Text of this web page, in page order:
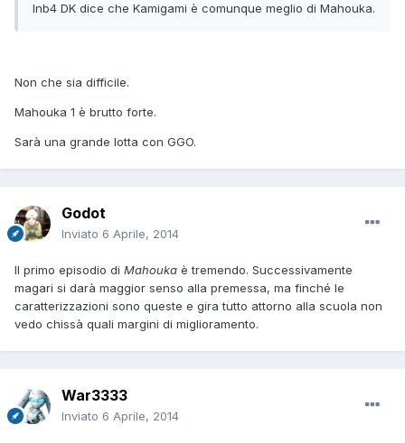
Inb4 DK dice che Kamigami è comunque meglio di Mahouka.
Non che sia difficile.
Mahouka 1 è brutto forte.
Sarà una grande lotta con GGO.
Godot
Inviato 6 Aprile, 2014
Il primo episodio di Mahouka è tremendo. Successivamente
magari si darà maggior senso alla premessa, ma finché le
caratterizzazioni sono queste e gira tutto attorno alla scuola non
vedo chissà quali margini di miglioramento.
War3333
Inviato 6 Aprile, 2014